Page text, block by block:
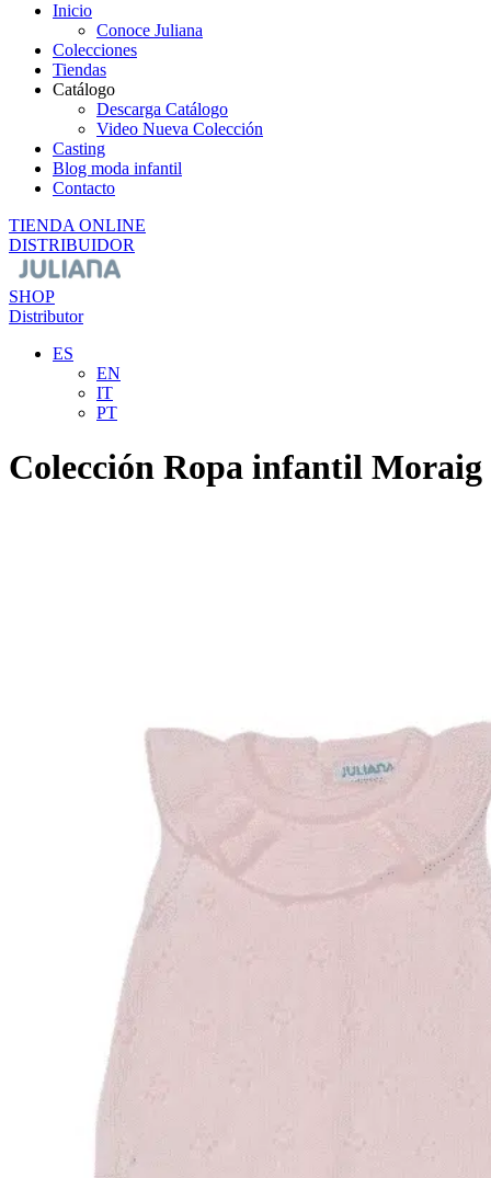
Inicio
Conoce Juliana
Colecciones
Tiendas
Catálogo
Descarga Catálogo
Video Nueva Colección
Casting
Blog moda infantil
Contacto
TIENDA ONLINE
DISTRIBUIDOR
SHOP
Distributor
ES
EN
IT
PT
Colección Ropa infantil Moraig